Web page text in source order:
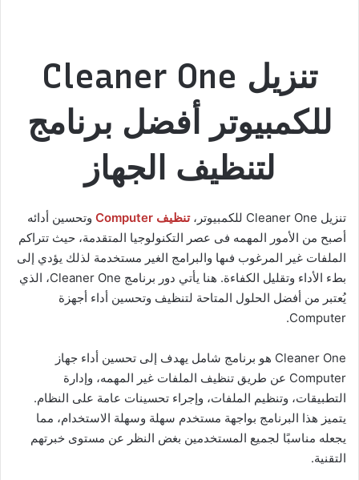
تنزيل Cleaner One
للكمبيوتر أفضل برنامج
لتنظيف الجهاز
تنزيل Cleaner One للكمبيوتر، تنظيف Computer
وتحسين أدائه
أصبح من الأمور المهمه فى عصر التكنولوجيا المتقدمة، حيث تتراكم
الملفات غير المرغوب فىها والبرامج الغير مستخدمة لذلك يؤدي إلى
بطء الأداء وتقليل الكفاءة. هنا يأتي دور برنامج Cleaner One، الذي
يُعتبر من أفضل الحلول المتاحة لتنظيف وتحسين أداء أجهزة
Computer.
Cleaner One هو برنامج شامل يهدف إلى تحسين أداء جهاز
Computer عن طريق تنظيف الملفات غير المهمه، وإدارة
التطبيقات، وتنظيم الملفات، وإجراء تحسينات عامة على النظام.
يتميز هذا البرنامج بواجهة مستخدم سهلة وسهلة الاستخدام، مما
يجعله مناسبًا لجميع المستخدمين بغض النظر عن مستوى خبرتهم
التقنية.